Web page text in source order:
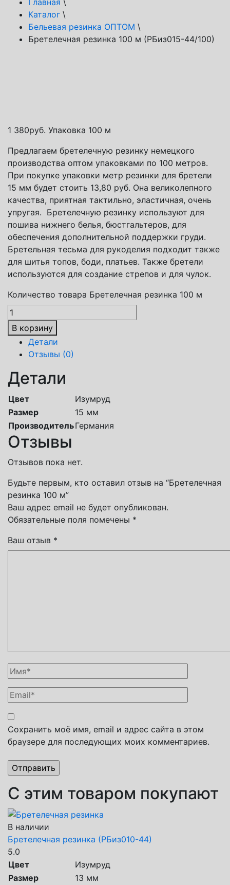
Каталог \
Бельевая резинка ОПТОМ \
Бретелечная резинка 100 м (РБиз015-44/100)
1 380руб. Упаковка 100 м
Предлагаем бретелечную резинку немецкого
производства оптом упаковками по 100 метров.
При покупке упаковки метр резинки для бретели
15 мм будет стоить 13,80 руб. Она великолепного
качества, приятная тактильно, эластичная, очень
упругая. Бретелечную резинку используют для
пошива нижнего белья, бюстгальтеров, для
обеспечения дополнительной поддержки груди.
Бретельная тесьма для рукоделия подходит также
для шитья топов, боди, платьев. Также бретели
используются для создание стрепов и для чулок.
Количество товара Бретелечная резинка 100 м
В корзину
Детали
Отзывы (0)
Детали
Цвет
Изумруд
Размер
15 мм
ПроизводительГермания
Отзывы
Отзывов пока нет.
Будьте первым, кто оставил отзыв на “Бретелечная
резинка 100 м”
Ваш адрес email не будет опубликован.
Обязательные поля помечены *
Ваш отзыв *
Сохранить моё имя, email и адрес сайта в этом
браузере для последующих моих комментариев.
С этим товаром покупают
В наличии
Бретелечная резинка (РБиз010-44)
5.0
Цвет
Изумруд
Размер
13 мм